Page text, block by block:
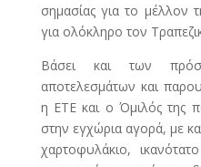
σημασίας για το μέλλον
για ολόκληρο τον
Βάσει και των
αποτελεσμάτων και
η ΕΤΕ και ο Όμιλός της
στην εγχώρια αγορά, με
χαρτοφυλάκιο,